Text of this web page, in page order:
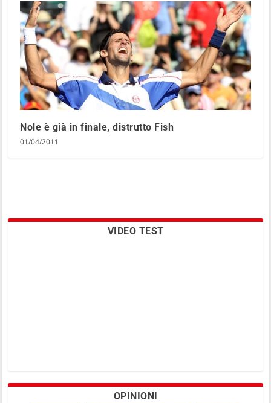
Nole è già in finale, distrutto Fish
01/04/2011
VIDEO TEST
OPINIONI